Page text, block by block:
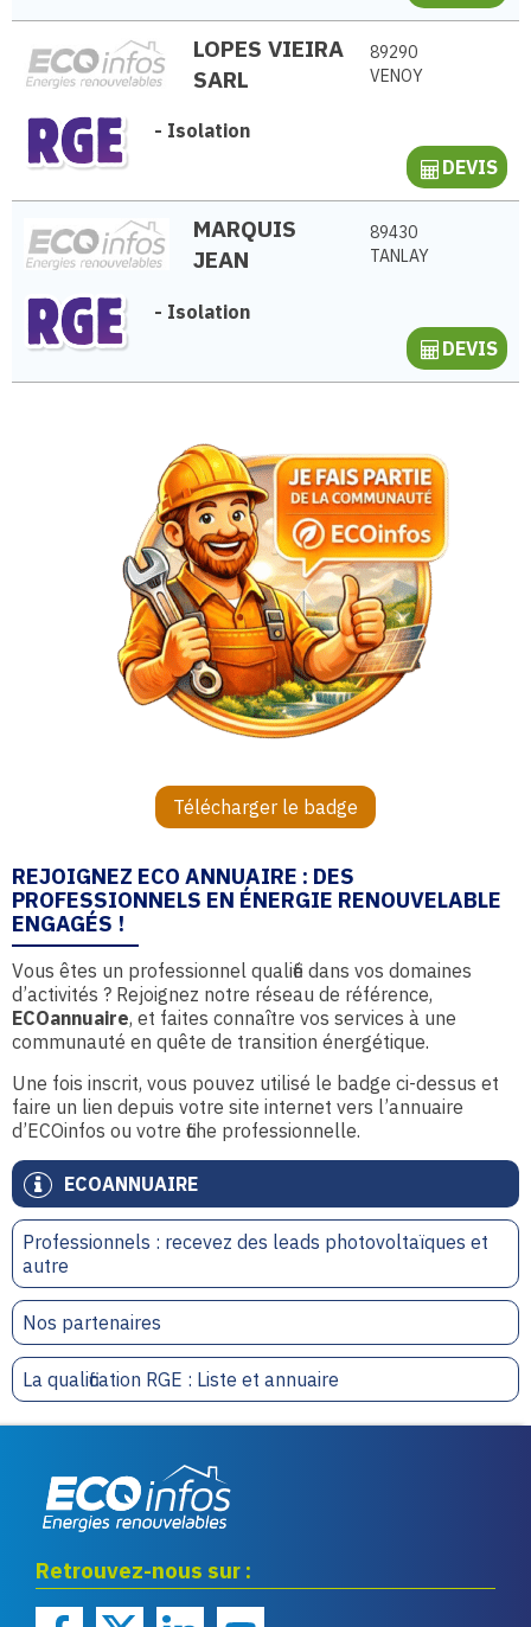
ECOANNUAIRE
Professionnels : recevez des leads photovoltaïques et
autre
Nos partenaires
La qualification RGE : Liste et annuaire
LOPES VIEIRA
SARL
89290
VENOY
- Isolation
DEVIS
MARQUIS
JEAN
89430
TANLAY
- Isolation
DEVIS
Télécharger le badge
REJOIGNEZ ECO ANNUAIRE : DES
PROFESSIONNELS EN ÉNERGIE RENOUVELABLE
ENGAGÉS !
Vous êtes un professionnel qualifié dans vos domaines
d’activités ? Rejoignez notre réseau de référence,
ECOannuaire, et faites connaître vos services à une
communauté en quête de transition énergétique.
Une fois inscrit, vous pouvez utilisé le badge ci-dessus et
faire un lien depuis votre site internet vers l’annuaire
d’ECOinfos ou votre fiche professionnelle.
renouvelables
Retrouvez-nous sur :